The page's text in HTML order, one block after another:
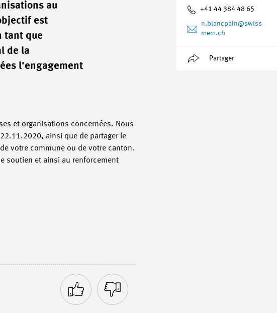
+41 44 384 48 65
n.blancpain@swiss
mem.ch
Partager
au
est
tant que
de la
l'engagement
et organisations concernées. Nous
ainsi que de partager le
votre commune ou de votre canton.
soutien et ainsi au renforcement